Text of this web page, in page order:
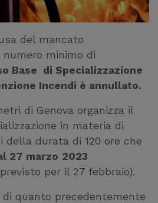
del mancato
minimo di
Base di Specializzazione
Incendi è annullato.
di Genova organizza il
in materia di
della durata di 120 ore che
27 marzo 2023
per il 27 febbraio).
quanto precedentemente